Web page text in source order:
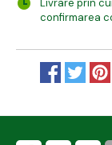
Livrare prin
confirmarea